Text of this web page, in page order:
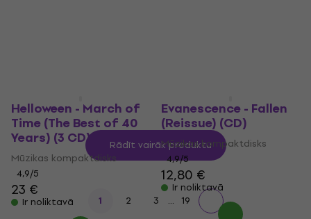
Helloween - March of
Time (The Best of 40
Years) (3 CD)
Mūzikas kompaktdisks
4,9/5
23 €
Ir noliktavā
Evanescence - Fallen
(Reissue) (CD)
Mūzikas kompaktdisks
4,9/5
12,80 €
Ir noliktavā
Rādīt vairāk produktu
1 2 3 ... 19